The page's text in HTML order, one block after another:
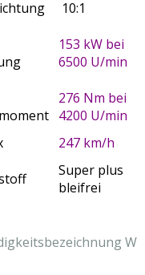
10:1
153 kW bei
6500 U/min
276 Nm bei
4200 U/min
247 km/h
Super plus
bleifrei
W